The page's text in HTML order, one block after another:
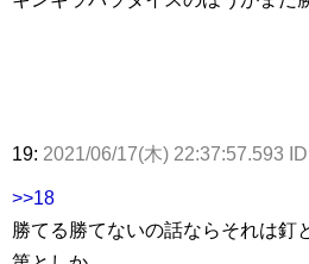
19: 2021/06/17(木) 22:37:57.593
>>18
勝てる勝てないの話ならそれは釘